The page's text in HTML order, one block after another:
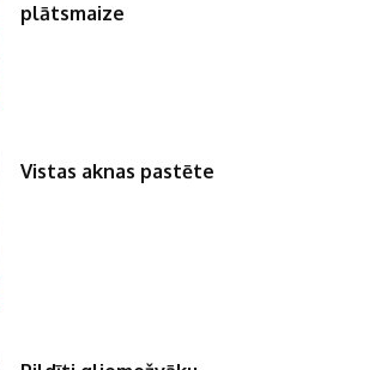
plātsmaize
Vistas aknas pastēte